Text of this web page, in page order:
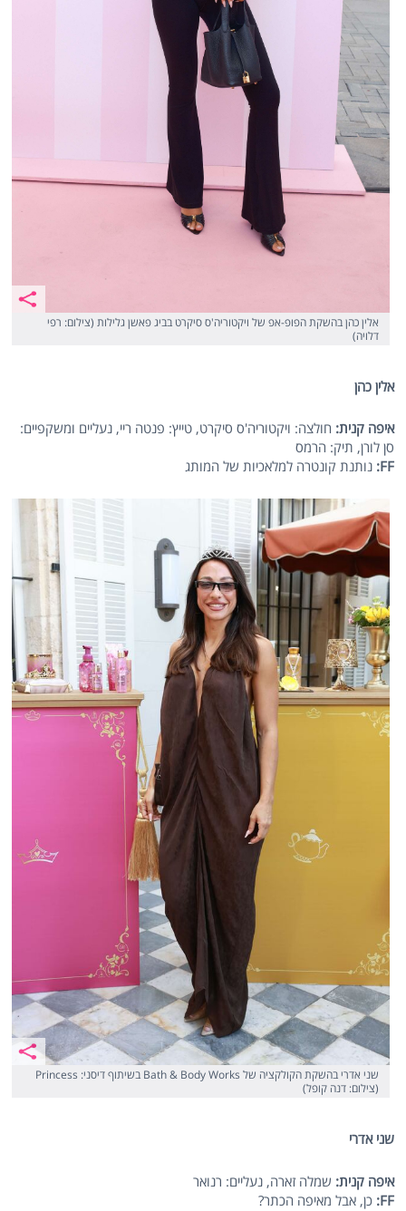
אלין כהן בהשקת הפופ-אפ של ויקטוריה'ס סיקרט בביג פאשן גלילות (צילום: רפי
דלויה)
אלין כהן
איפה קנית: חולצה: ויקטוריה'ס סיקרט, טייץ: פנטה ריי, נעליים ומשקפיים:
סן לורן, תיק: הרמס
FF
: נותנת קונטרה למלאכיות של המותג
שני אדרי בהשקת הקולקציה של Bath & Body Works בשיתוף דיסני: Princess
(צילום: דנה קופל)
שני אדרי
איפה קנית: שמלה זארה, נעליים: רנואר
FF
: כן, אבל מאיפה הכתר?